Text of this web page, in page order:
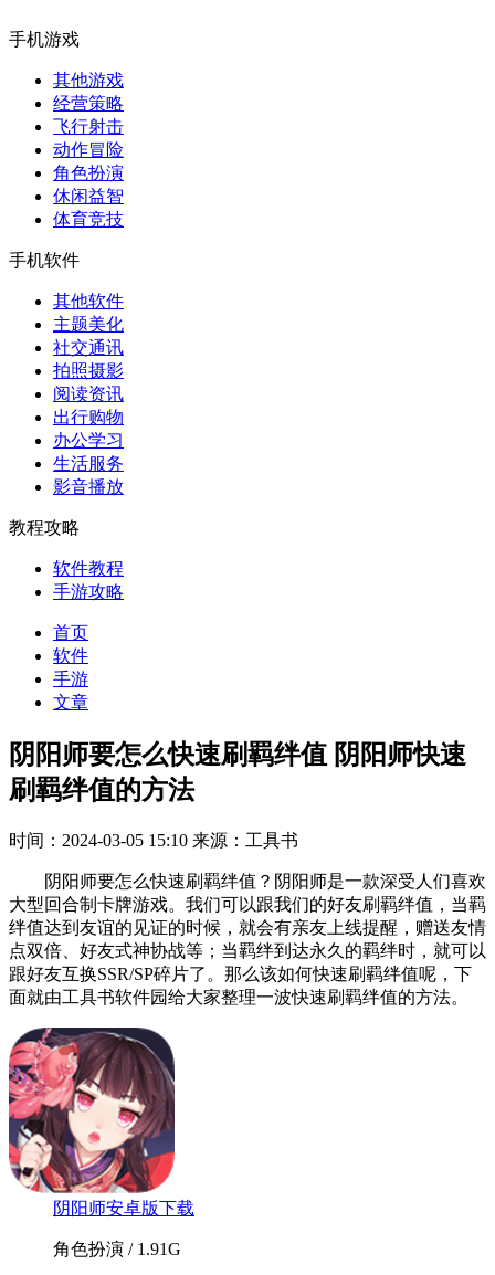
手机游戏
其他游戏
经营策略
飞行射击
动作冒险
角色扮演
休闲益智
体育竞技
手机软件
其他软件
主题美化
社交通讯
拍照摄影
阅读资讯
出行购物
办公学习
生活服务
影音播放
教程攻略
软件教程
手游攻略
首页
软件
手游
文章
阴阳师要怎么快速刷羁绊值 阴阳师快速
刷羁绊值的方法
时间：2024-03-05 15:10 来源：工具书
阴阳师要怎么快速刷羁绊值？阴阳师是一款深受人们喜欢
大型回合制卡牌游戏。我们可以跟我们的好友刷羁绊值，当羁
绊值达到友谊的见证的时候，就会有亲友上线提醒，赠送友情
点双倍、好友式神协战等；当羁绊到达永久的羁绊时，就可以
跟好友互换SSR/SP碎片了。那么该如何快速刷羁绊值呢，下
面就由工具书软件园给大家整理一波快速刷羁绊值的方法。
阴阳师安卓版下载
角色扮演 / 1.91G